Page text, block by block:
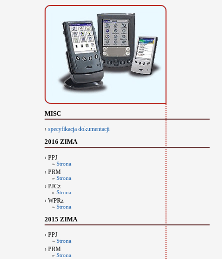
MISC
› specyfikacja dokumentacji
2016 ZIMA
› PPJ
» Strona
› PRM
» Strona
› PJCz
» Strona
› WPRz
» Strona
2015 ZIMA
› PPJ
» Strona
› PRM
» Strona